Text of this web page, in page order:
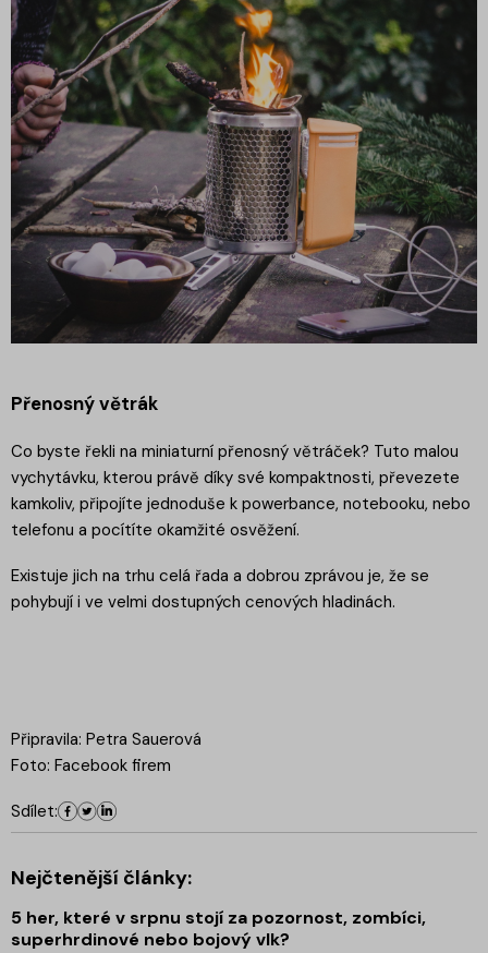
Přenosný větrák
Co byste řekli na miniaturní přenosný větráček? Tuto malou
vychytávku, kterou právě díky své kompaktnosti, převezete
kamkoliv, připojíte jednoduše k powerbance, notebooku, nebo
telefonu a pocítíte okamžité osvěžení.
Existuje jich na trhu celá řada a dobrou zprávou je, že se
pohybují i ve velmi dostupných cenových hladinách.
Připravila: Petra Sauerová
Foto: Facebook firem
Sdílet:
Nejčtenější články:
5 her, které v srpnu stojí za pozornost, zombíci,
superhrdinové nebo bojový vlk?